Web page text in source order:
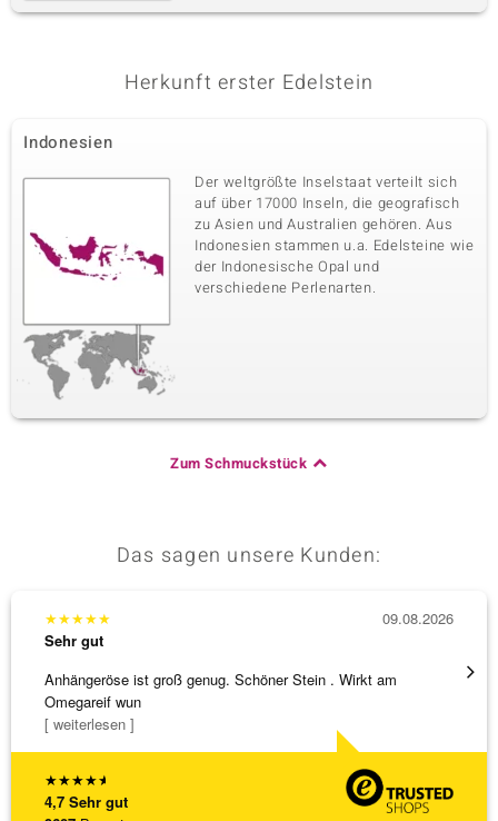
Herkunft erster Edelstein
Indonesien
Der weltgrößte Inselstaat verteilt sich
auf über 17000 Inseln, die geografisch
zu Asien und Australien gehören. Aus
Indonesien stammen u.a. Edelsteine wie
der Indonesische Opal und
verschiedene Perlenarten.
Zum Schmuckstück
Das sagen unsere Kunden:
★★★★★
4,7 Sehr gut
★★★★★
Sehr gut
Anhängeröse ist groß genug. Schöner Stein . Wirkt am
Omegareif wun
[ weiterlesen ]
09.08.2026
3 x